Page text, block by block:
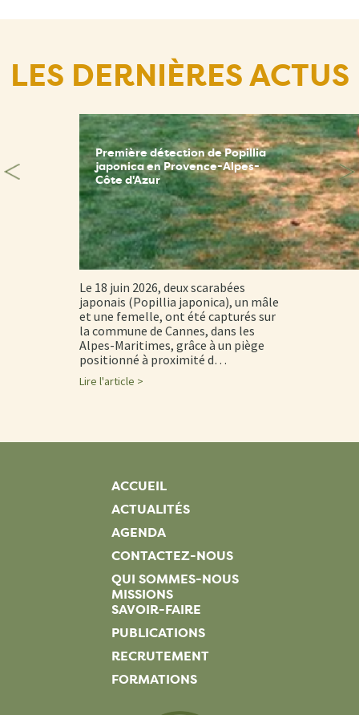
LES DERNIÈRES ACTUS
Première détection de Popillia
japonica en Provence-Alpes-
Côte d'Azur
Le 18 juin 2026, deux scarabées
japonais (Popillia japonica), un mâle
et une femelle, ont été capturés sur
la commune de Cannes, dans les
Alpes-Maritimes, grâce à un piège
positionné à proximité d…
Lire l'article >
ACCUEIL
ACTUALITÉS
AGENDA
CONTACTEZ-NOUS
QUI SOMMES-NOUS
MISSIONS
SAVOIR-FAIRE
PUBLICATIONS
RECRUTEMENT
FORMATIONS